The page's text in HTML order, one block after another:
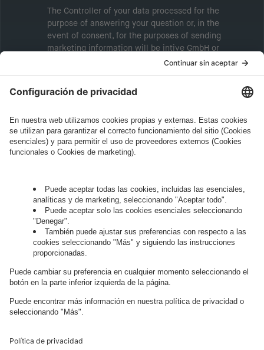
The Controller of your data processed for the
purpose of answering your question or, in the
event of consent, for the purposes of sending
marketing information will be intive GmbH or
another intive group company indicated in the
information about processing and your rights in
Governance
Cookie Settings